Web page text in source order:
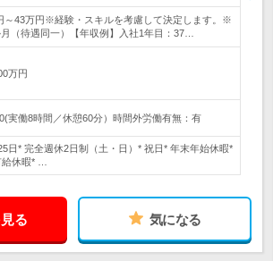
～43万円※経験・スキルを考慮して決定します。※
（待遇同一）【年収例】入社1年目：37…
万円
実働8時間／休憩60分）時間外労働有無：有
日* 完全週休2日制（土・日）* 祝日* 年末年始休暇*
休暇* …
る 気になる